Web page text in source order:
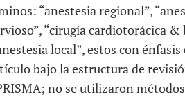
“anestesia regional”,
“cirugía cardiotorácica
local”, estos con
bajo la estructura de
no se utilizaron